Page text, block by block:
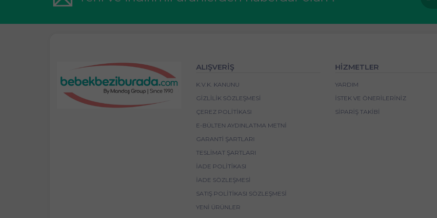
ALIŞVERİŞ
K.V.K. KANUNU
GIZLILIK SÖZLEŞMESI
ÇEREZ POLITIKASI
E-BÜLTEN AYDINLATMA METNI
GARANTI ŞARTLARI
TESLIMAT ŞARTLARI
İADE POLITIKASI
İADE SÖZLEŞMESI
SATIŞ POLITIKASI SÖZLEŞMESI
YENI ÜRÜNLER
HİZMETLER
YARDIM
İSTEK VE ÖNERILERINIZ
SIPARIŞ TAKIBI